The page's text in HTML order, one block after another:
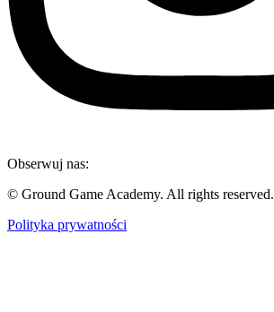
Obserwuj nas:
© Ground Game Academy. All rights reserved.
Polityka prywatności